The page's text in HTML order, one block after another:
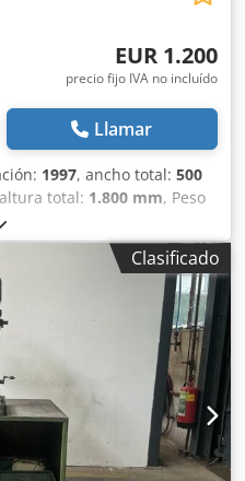
EUR 1.200
precio fijo IVA no incluído
Llamar
1997, ancho total: 500
total: 1.800 mm, Peso
1997 -
- Certificado CE: No -
la mesa [mm]: 290 - Ancho
de perforación [mm]:
20 - Distancia entre el
mínima del husillo
del husillo [rpm]: 2580 -
700 mm x 500 mm x 1800
para el transporte [kg]:
[unidades]: 1
indicado no incluye el
IVA: El IVA es deducible
Clasificado